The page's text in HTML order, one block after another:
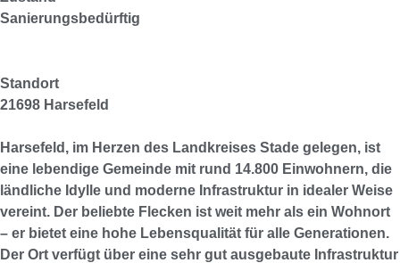
Sanierungsbedürftig
Standort
21698 Harsefeld
Harsefeld, im Herzen des Landkreises Stade gelegen, ist
eine lebendige Gemeinde mit rund 14.800 Einwohnern, die
ländliche Idylle und moderne Infrastruktur in idealer Weise
vereint. Der beliebte Flecken ist weit mehr als ein Wohnort
– er bietet eine hohe Lebensqualität für alle Generationen.
Der Ort verfügt über eine sehr gut ausgebaute Infrastruktur